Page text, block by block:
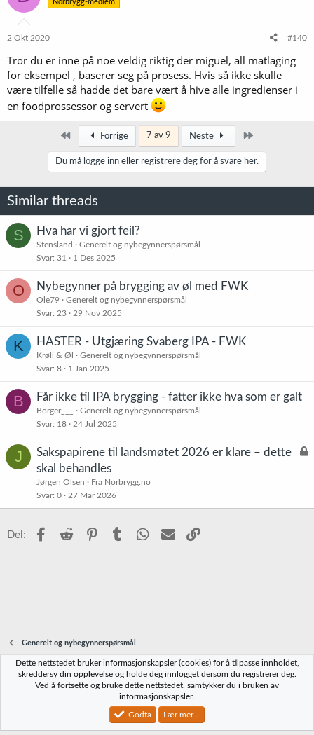
2 Okt 2020 #140
Tror du er inne på noe veldig riktig der miguel, all matlaging
for eksempel , baserer seg på prosess. Hvis så ikke skulle
være tilfelle så hadde det bare vært å hive alle ingredienser i
en foodprossessor og servert
Først Forrige 7 av 9 Neste
Du må logge inn eller registrere deg for å svare her.
Similar threads
S Hva har vi gjort feil?
Stensland
Generelt og nybegynnerspørsmål
Svar 31 1 Des 2025
O Nybegynner på brygging av øl med FWK
Ole79
Generelt og nybegynnerspørsmål
Svar 23 29 Nov 2025
K HASTER - Utgjæring Svaberg IPA - FWK
Krøll & Øl
Generelt og nybegynnerspørsmål
Svar 8 1 Jan 2025
B Får ikke til IPA brygging - fatter ikke hva som er galt
Borger___
Generelt og nybegynnerspørsmål
Svar 18 24 Jul 2025
J
L
Sakspapirene til landsmøtet 2026 er klare – dette
skal behandles
Jørgen Olsen
Fra Norbrygg.no
Svar 0 27 Mar 2026
Del: Facebook
Reddit PinterestTumblr WhatsApp
E-post
Generelt og nybegynnerspørsmål
Norbrygg-default
Vilkår og regler Personvernregler
Community platform by XenForo® © 2010-2023 XenForo Ltd.
Dette nettstedet bruker informasjonskapsler (cookies) for å tilpasse innholdet,
skreddersy din opplevelse og holde deg innlogget dersom du registrerer deg.
Ved å fortsette og bruke dette nettstedet, samtykker du i bruken av
informasjonskapsler.
Godta Lær mer...